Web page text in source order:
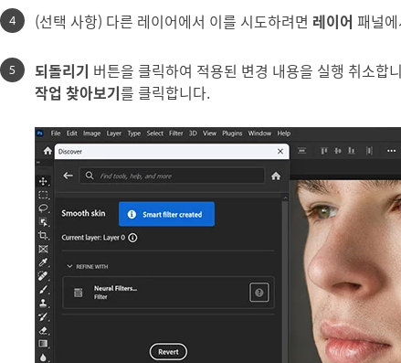
(선택 사항) 다른 레이어에서 이를 시도하려면 레이어 패널
되돌리기 버튼을 클릭하여 적용된 변경 내용을 실행 취소합
작업 찾아보기를 클릭합니다.